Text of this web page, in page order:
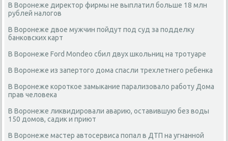
В Воронеже директор фирмы не выплатил больше 18 млн
рублей налогов
В Воронеже двое мужчин пойдут под суд за подделку
банковских карт
В Воронеже Ford Mondeo сбил двух школьниц на тротуаре
В Воронеже из запертого дома спасли трехлетнего ребенка
В Воронеже короткое замыкание парализовало работу Дома
прав человека
В Воронеже ликвидировали аварию, оставившую без воды
150 домов, садик и приют
В Воронеже мастер автосервиса попал в ДТП на угнанной